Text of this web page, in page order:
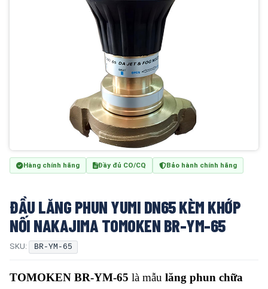
Hàng chính hãng Đầy đủ CO/CQ Bảo hành chính hãng
ĐẦU LĂNG PHUN YUMI DN65 KÈM KHỚP
NỐI NAKAJIMA TOMOKEN BR-YM-65
SKU: BR-YM-65
TOMOKEN BR-YM-65 là mẫu lăng phun chữa